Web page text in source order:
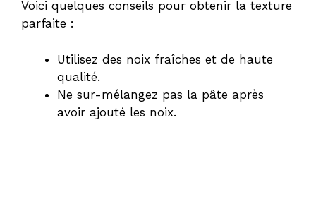
Voici quelques conseils pour obtenir la texture
parfaite :
Utilisez des noix fraîches et de haute
qualité.
Ne sur-mélangez pas la pâte après
avoir ajouté les noix.